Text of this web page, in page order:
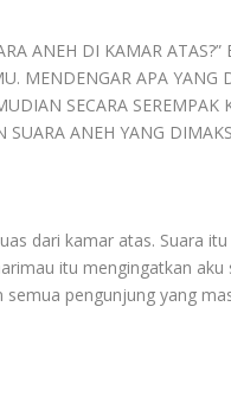
ANEH DI KAMAR
MENDENGAR APA YANG
SECARA SEREMPAK
ANEH YANG
dari kamar atas. Suara
itu mengingatkan aku
pengunjung yang